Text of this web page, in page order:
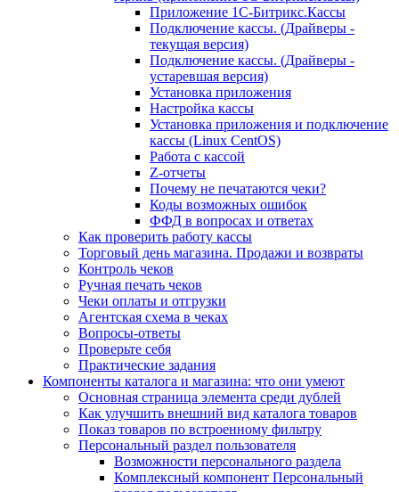
Приложение 1С-Битрикс.Кассы
Подключение кассы. (Драйверы -
текущая версия)
Подключение кассы. (Драйверы -
устаревшая версия)
Установка приложения
Настройка кассы
Установка приложения и подключение
кассы (Linux CentOS)
Работа с кассой
Z-отчеты
Почему не печатаются чеки?
Коды возможных ошибок
ФФД в вопросах и ответах
Как проверить работу кассы
Торговый день магазина. Продажи и возвраты
Контроль чеков
Ручная печать чеков
Чеки оплаты и отгрузки
Агентская схема в чеках
Вопросы-ответы
Проверьте себя
Практические задания
Компоненты каталога и магазина: что они умеют
Основная страница элемента среди дублей
Как улучшить внешний вид каталога товаров
Показ товаров по встроенному фильтру
Персональный раздел пользователя
Возможности персонального раздела
Комплексный компонент Персональный